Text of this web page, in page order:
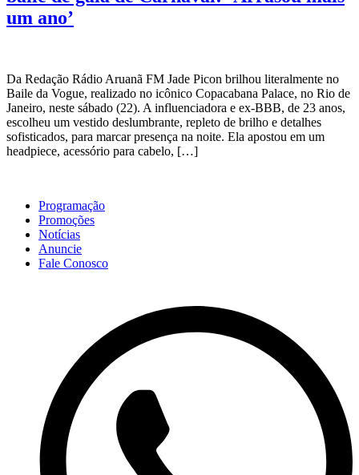
um ano’
Da Redação Rádio Aruanã FM Jade Picon brilhou literalmente no
Baile da Vogue, realizado no icônico Copacabana Palace, no Rio de
Janeiro, neste sábado (22). A influenciadora e ex-BBB, de 23 anos,
escolheu um vestido deslumbrante, repleto de brilho e detalhes
sofisticados, para marcar presença na noite. Ela apostou em um
headpiece, acessório para cabelo, […]
Programação
Promoções
Notícias
Anuncie
Fale Conosco